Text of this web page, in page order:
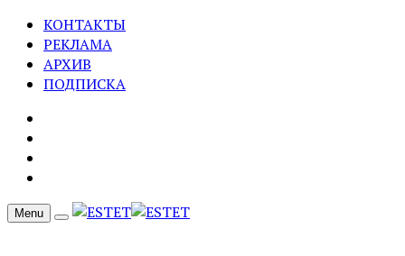
КОНТАКТЫ
РЕКЛАМА
АРХИВ
ПОДПИСКА
Menu